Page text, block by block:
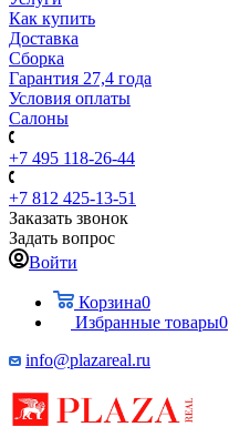
Как купить
Доставка
Сборка
Гарантия 27,4 года
Условия оплаты
Салоны
+7 495 118-26-44
+7 812 425-13-51
Заказать звонок
Задать вопрос
Войти
Корзина0
Избранные товары0
info@plazareal.ru